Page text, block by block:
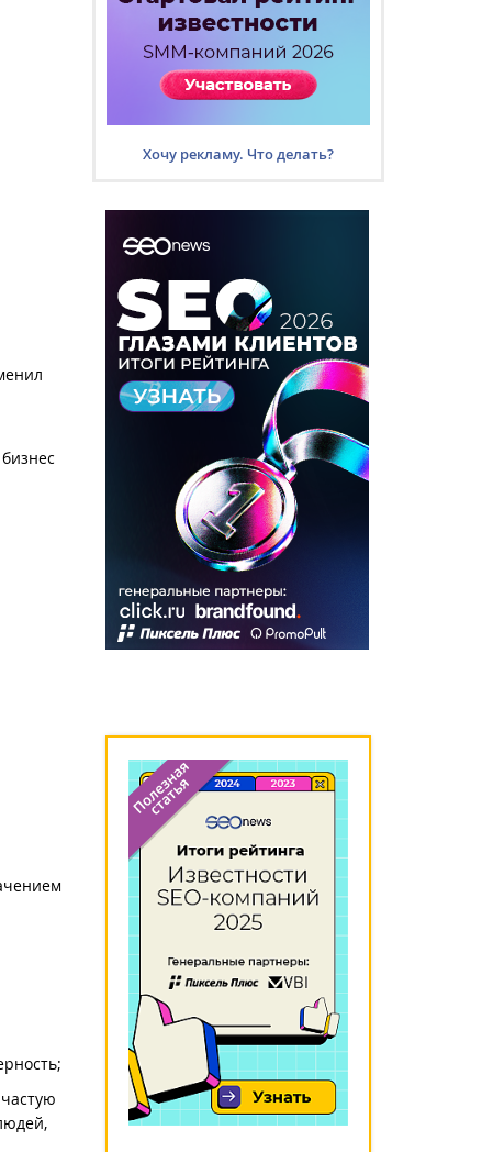
Хочу рекламу. Что делать?